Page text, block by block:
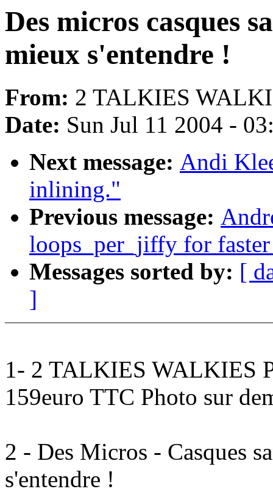
Des micros casques
mieux s'entendre !
From: 2 TALKIES
Date: Sun Jul 11 2004 -
Next message: Andi
inlining."
Previous message:
loops_per_jiffy for
Messages sorted by: [
]
1- 2 TALKIES WALKIES
159euro TTC Photo sur
2 - Des Micros - Casques
s'entendre !